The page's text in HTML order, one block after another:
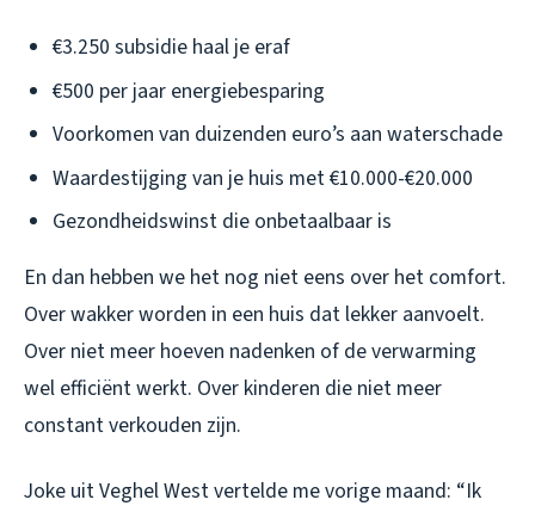
€3.250 subsidie haal je eraf
€500 per jaar energiebesparing
Voorkomen van duizenden euro’s aan waterschade
Waardestijging van je huis met €10.000-€20.000
Gezondheidswinst die onbetaalbaar is
En dan hebben we het nog niet eens over het comfort.
Over wakker worden in een huis dat lekker aanvoelt.
Over niet meer hoeven nadenken of de verwarming
wel efficiënt werkt. Over kinderen die niet meer
constant verkouden zijn.
Joke uit Veghel West vertelde me vorige maand: “Ik